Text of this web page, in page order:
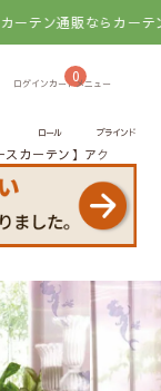
販ならカーテンズ【公
0
ロール ブラインド
スカーテン】アクア｜